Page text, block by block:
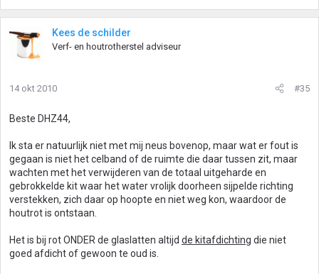
Kees de schilder
Verf- en houtrotherstel adviseur
14 okt 2010 #35
Beste DHZ44,
Ik sta er natuurlijk niet met mij neus bovenop, maar wat er fout is
gegaan is niet het celband of de ruimte die daar tussen zit, maar
wachten met het verwijderen van de totaal uitgeharde en
gebrokkelde kit waar het water vrolijk doorheen sijpelde richting
verstekken, zich daar op hoopte en niet weg kon, waardoor de
houtrot is ontstaan.
Het is bij rot ONDER de glaslatten altijd de kitafdichting die niet
goed afdicht of gewoon te oud is.